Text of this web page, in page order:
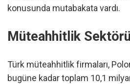
konusunda mutabakata vardı.
Müteahhitlik
Türk müteahhitlik firmaları,
bugüne kadar toplam 10,1